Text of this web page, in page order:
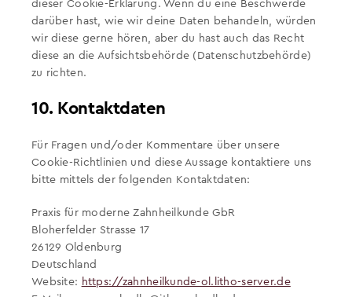
darüber hast, wie wir deine Daten behandeln, würden
wir diese gerne hören, aber du hast auch das Recht
diese an die Aufsichtsbehörde (Datenschutzbehörde)
zu richten.
10. Kontaktdaten
Für Fragen und/oder Kommentare über unsere
Cookie-Richtlinien und diese Aussage kontaktiere uns
bitte mittels der folgenden Kontaktdaten:
Praxis für moderne Zahnheilkunde GbR
Bloherfelder Strasse 17
26129 Oldenburg
Deutschland
Website: https://zahnheilkunde-ol.litho-server.de